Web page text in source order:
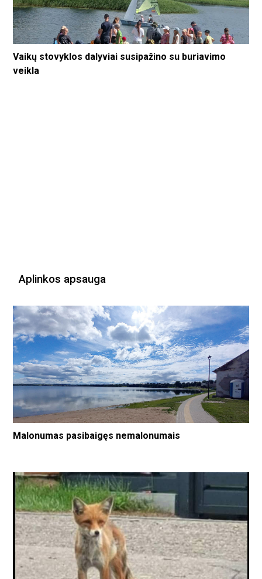
Vaikų stovyklos dalyviai susipažino su buriavimo
veikla
Aplinkos apsauga
Malonumas pasibaigęs nemalonumais